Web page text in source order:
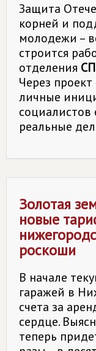
Защита
корней и
молодежи –
строится
отделения
Через
личные
реальные
Золотая
новые
роскоши
В начале
гаражей в
счета за
сердце.
теперь